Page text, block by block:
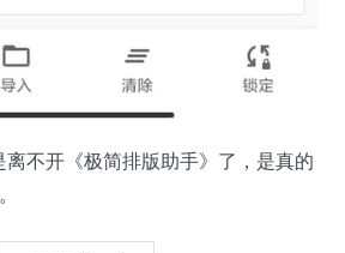
离不开《极简排版助手》了，是真的